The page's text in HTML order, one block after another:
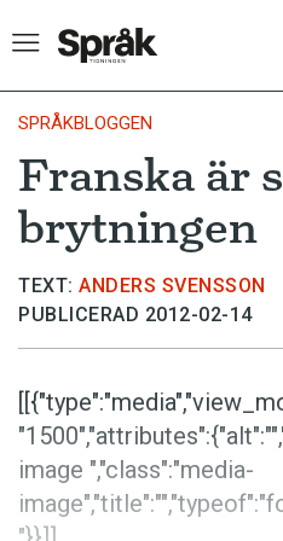
Hem
Artiklar
Krönikor
Språkfrågor
Bokrecensioner
Kviss
Podden
SPRÅKBLOGGEN
Franska är
brytningen
TEXT: ANDERS SVENSSON
PUBLICERAD 2012-02-14
image ","class":"media-